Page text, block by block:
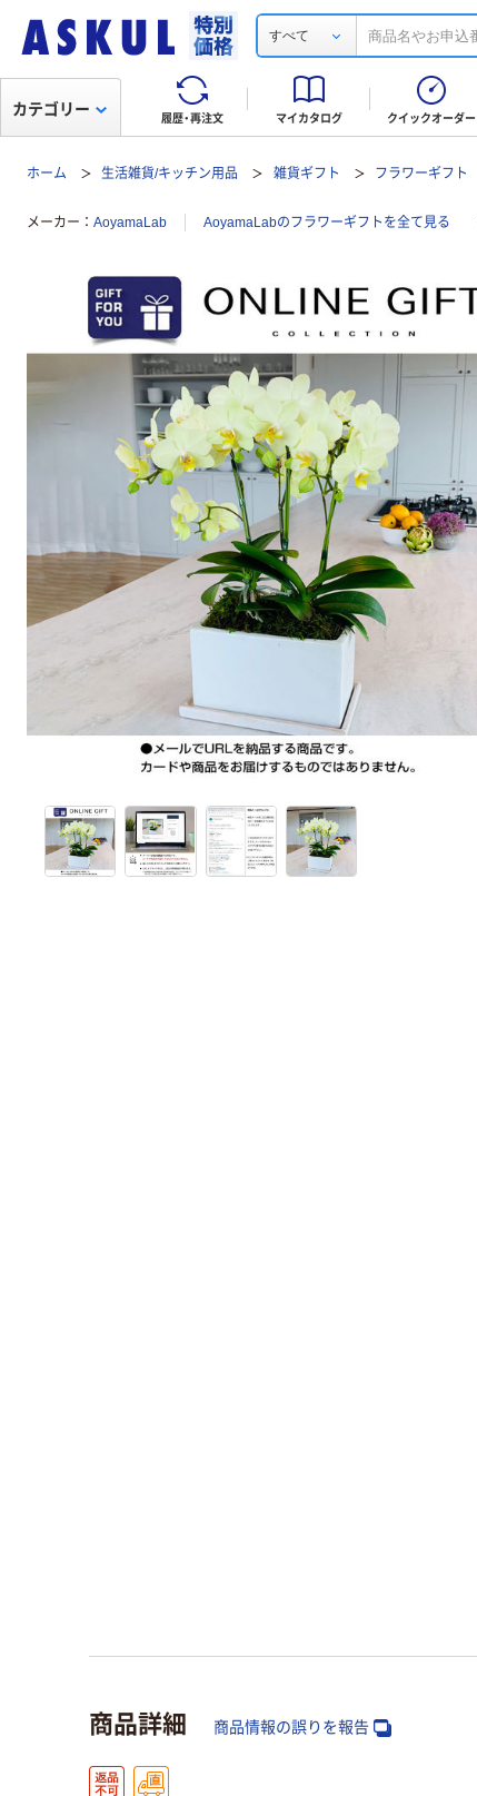
すべて
履歴・再注文 マイカタログ クイックオーダー
カテゴリー
ホーム 生活雑貨/キッチン用品 雑貨ギフト フラワーギフト
メーカー AoyamaLab AoyamaLabのフラワーギフトを全て見る
商品詳細 商品情報の誤りを報告